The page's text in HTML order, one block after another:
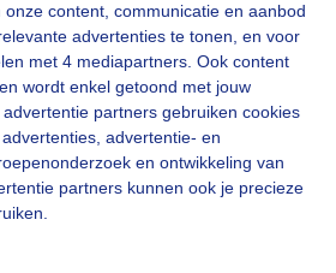
content, communicatie en aanbod
advertenties te tonen, en voor
met 4 mediapartners. Ook content
wordt enkel getoond met jouw
partners gebruiken cookies
advertentie- en
en ontwikkeling van
partners kunnen ook je precieze